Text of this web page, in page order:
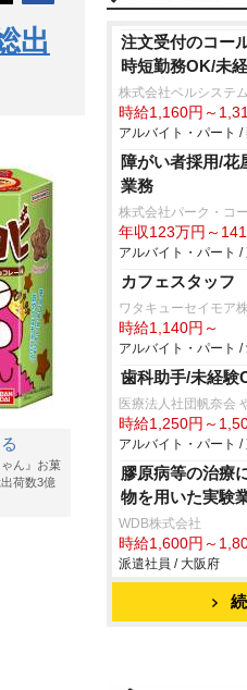
出
ゃん』お菓
荷数3億
注文受付のコー
時短勤務OK/未
株式会社ベルシステ
時給1,160円～
アルバイト・パート /
障がい者採用/花
業務
株式会社パーク・コ
年収123万円～
アルバイト・パート /
カフェスタッフ
ワタキューセイモア
時給1,140円～
アルバイト・パート /
歯科助手/未経験
医療法人社団帆奈会
時給1,250円～
アルバイト・パート /
膠原病等の治療
物を用いた実験
WDB株式会社
時給1,600円～
派遣社員 / 大阪府